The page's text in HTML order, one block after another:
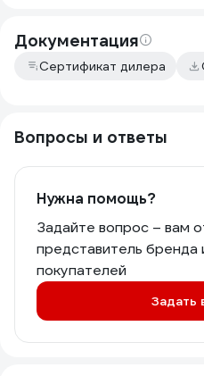
Документация
Сертификат дилера
Вопросы и ответы
Нужна помощь?
Задайте вопрос – вам
представитель бренда
покупателей
Задать